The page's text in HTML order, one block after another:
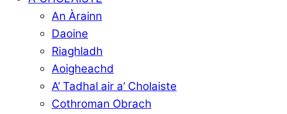
An Àrainn
Daoine
Riaghladh
Aoigheachd
A’ Tadhal air a’ Cholaiste
Cothroman Obrach